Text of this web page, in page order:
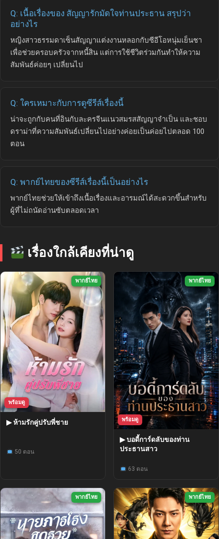
Q: เนื้อเรื่องของ สัญญารักมัดใจท่านประธาน สรุปว่า
อย่างไร
หญิงสาวธรรมดาเซ็นสัญญาแต่งงานหลอกกับซีอีโอหนุ่มเย็นชา
เพื่อช่วยครอบครัวจากหนี้สิน แต่การใช้ชีวิตร่วมกันทำให้ความ
สัมพันธ์ค่อยๆ เปลี่ยนไป
Q: ใครเหมาะกับการดูซีรีส์เรื่องนี้
น่าจะถูกกับคนที่อินกับละครจีนแนวสมรสสัญญาจำเป็น และชอบ
ดราม่าที่ความสัมพันธ์เปลี่ยนไปอย่างค่อยเป็นค่อยไปตลอด 100
ตอน
Q: พากย์ไทยของซีรีส์เรื่องนี้เป็นอย่างไร
พากย์ไทยช่วยให้เข้าถึงเนื้อเรื่องและอารมณ์ได้สะดวกขึ้นสำหรับ
ผู้ที่ไม่ถนัดอ่านซับตลอดเวลา
เรื่องใกล้เคียงที่น่าดู
พากย์ไทย
พร้อมดู
▶ ห้ามรักคู่ปรับพี่ชาย
50 ตอน
พากย์ไทย
พร้อมดู
▶ บอดี้การ์ดลับของท่าน
ประธานสาว
63 ตอน
พากย์ไทย พากย์ไทย